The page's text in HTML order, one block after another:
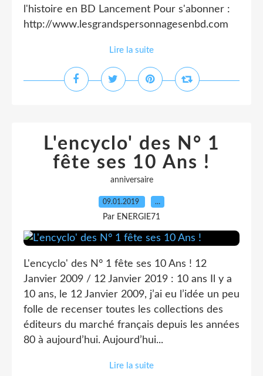
l'histoire en BD Lancement Pour s'abonner :
http://www.lesgrandspersonnagesenbd.com
Lire la suite
L'encyclo' des N° 1
fête ses 10 Ans !
anniversaire
09.01.2019 …
Par ENERGIE71
L'encyclo' des N° 1 fête ses 10 Ans ! 12
Janvier 2009 / 12 Janvier 2019 : 10 ans Il y a
10 ans, le 12 Janvier 2009, j’ai eu l’idée un peu
folle de recenser toutes les collections des
éditeurs du marché français depuis les années
80 à aujourd’hui. Aujourd’hui...
Lire la suite